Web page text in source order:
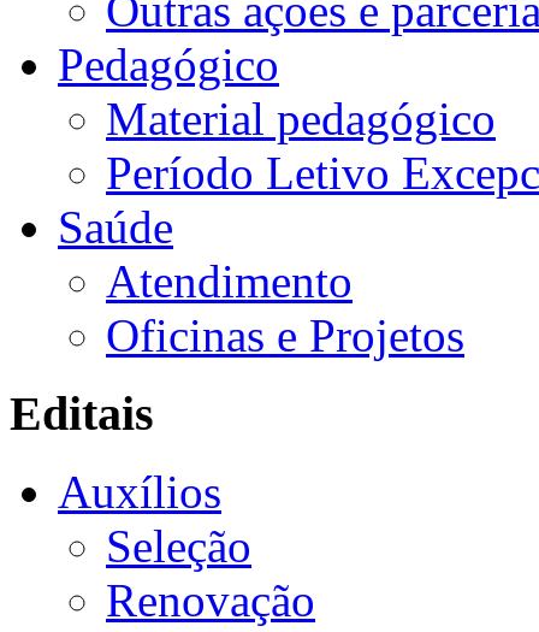
Outras açoes e
Pedagógico
Material pedagógico
Período Letivo
Saúde
Atendimento
Oficinas e Projetos
Editais
Auxílios
Seleção
Renovação